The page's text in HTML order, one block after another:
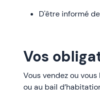
D'être informé
Vos
Vous vendez ou
ou au bail